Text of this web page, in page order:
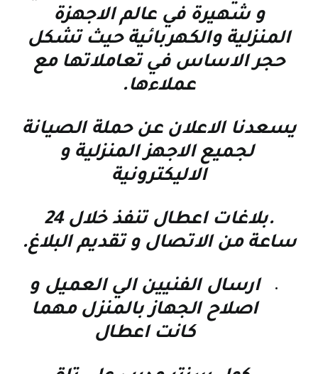
و شهيرة في عالم الاجهزة
المنزلية والكهربائية حيث تشكل
حجر الاساس في تعاملاتها مع
عملاءها.
يسعدنا الاعلان عن حملة الصيانة
لجميع الاجهز المنزلية و
الاليكترونية
.بلاغات اعطال تنفذ خلال 24
ساعة من الاتصال و تقديم البلاغ.
ارسال الفنيين الي العميل و
اصلاح الجهاز بالمنزل مهما
كانت اعطال